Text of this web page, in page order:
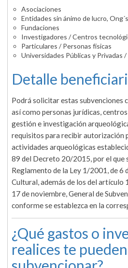
Asociaciones
Entidades sin ánimo de lucro, Ong´s
Fundaciones
Investigadores / Centros
Particulares / Personas físicas
Universidades Públicas y Privadas
Detalle
Podrá solicitar estas subvenciones
así como personas jurídicas,
gestión e investigación
requisitos para recibir autorización
actividades arqueológicas
89 del Decreto 20/2015, por el que
Reglamento de la Ley 1/2001, de 6
Cultural, además de los del artículo
17 de noviembre, General de
conforme se establezca en la
¿Qué gastos o
realices te pueden